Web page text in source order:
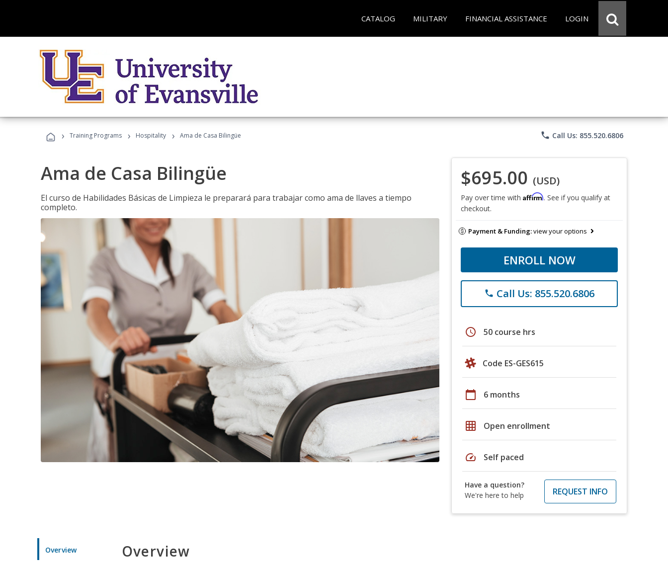
CATALOG MILITARY FINANCIAL ASSISTANCE LOGIN
› Training Programs › Hospitality › Ama de Casa Bilingüe phone Call Us: 855.520.6806
Ama de Casa Bilingüe
El curso de Habilidades Básicas de Limpieza le preparará para trabajar como ama de llaves a tiempo
completo.
$695.00 (USD)
Pay over time with Affirm. See if you qualify at
checkout.
Payment & Funding:view your options
ENROLL NOW
phone Call Us: 855.520.6806
schedule 50 course hrs
Code ES-GES615
calendar_today 6 months
grid_on Open enrollment
speed Self paced
Have a question?
We're here to help
REQUEST INFO
Overview Overview